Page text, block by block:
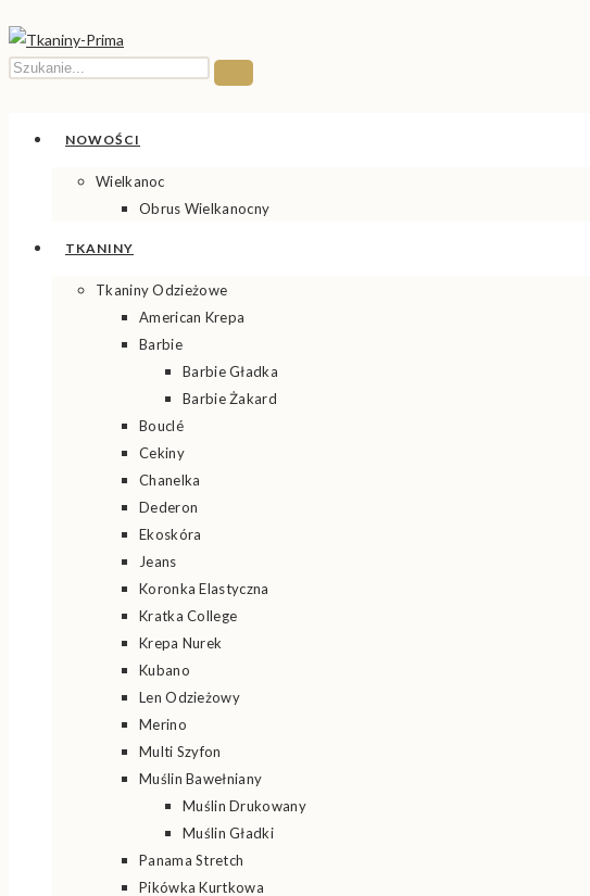
Search
NOWOŚCI
Wielkanoc
Obrus Wielkanocny
TKANINY
Tkaniny Odzieżowe
American Krepa
Barbie
Barbie Gładka
Barbie Żakard
Bouclé
Cekiny
Chanelka
Dederon
Ekoskóra
Jeans
Koronka Elastyczna
Kratka College
Krepa Nurek
Kubano
Len Odzieżowy
Merino
Multi Szyfon
Muślin Bawełniany
Muślin Drukowany
Muślin Gładki
Panama Stretch
Pikówka Kurtkowa